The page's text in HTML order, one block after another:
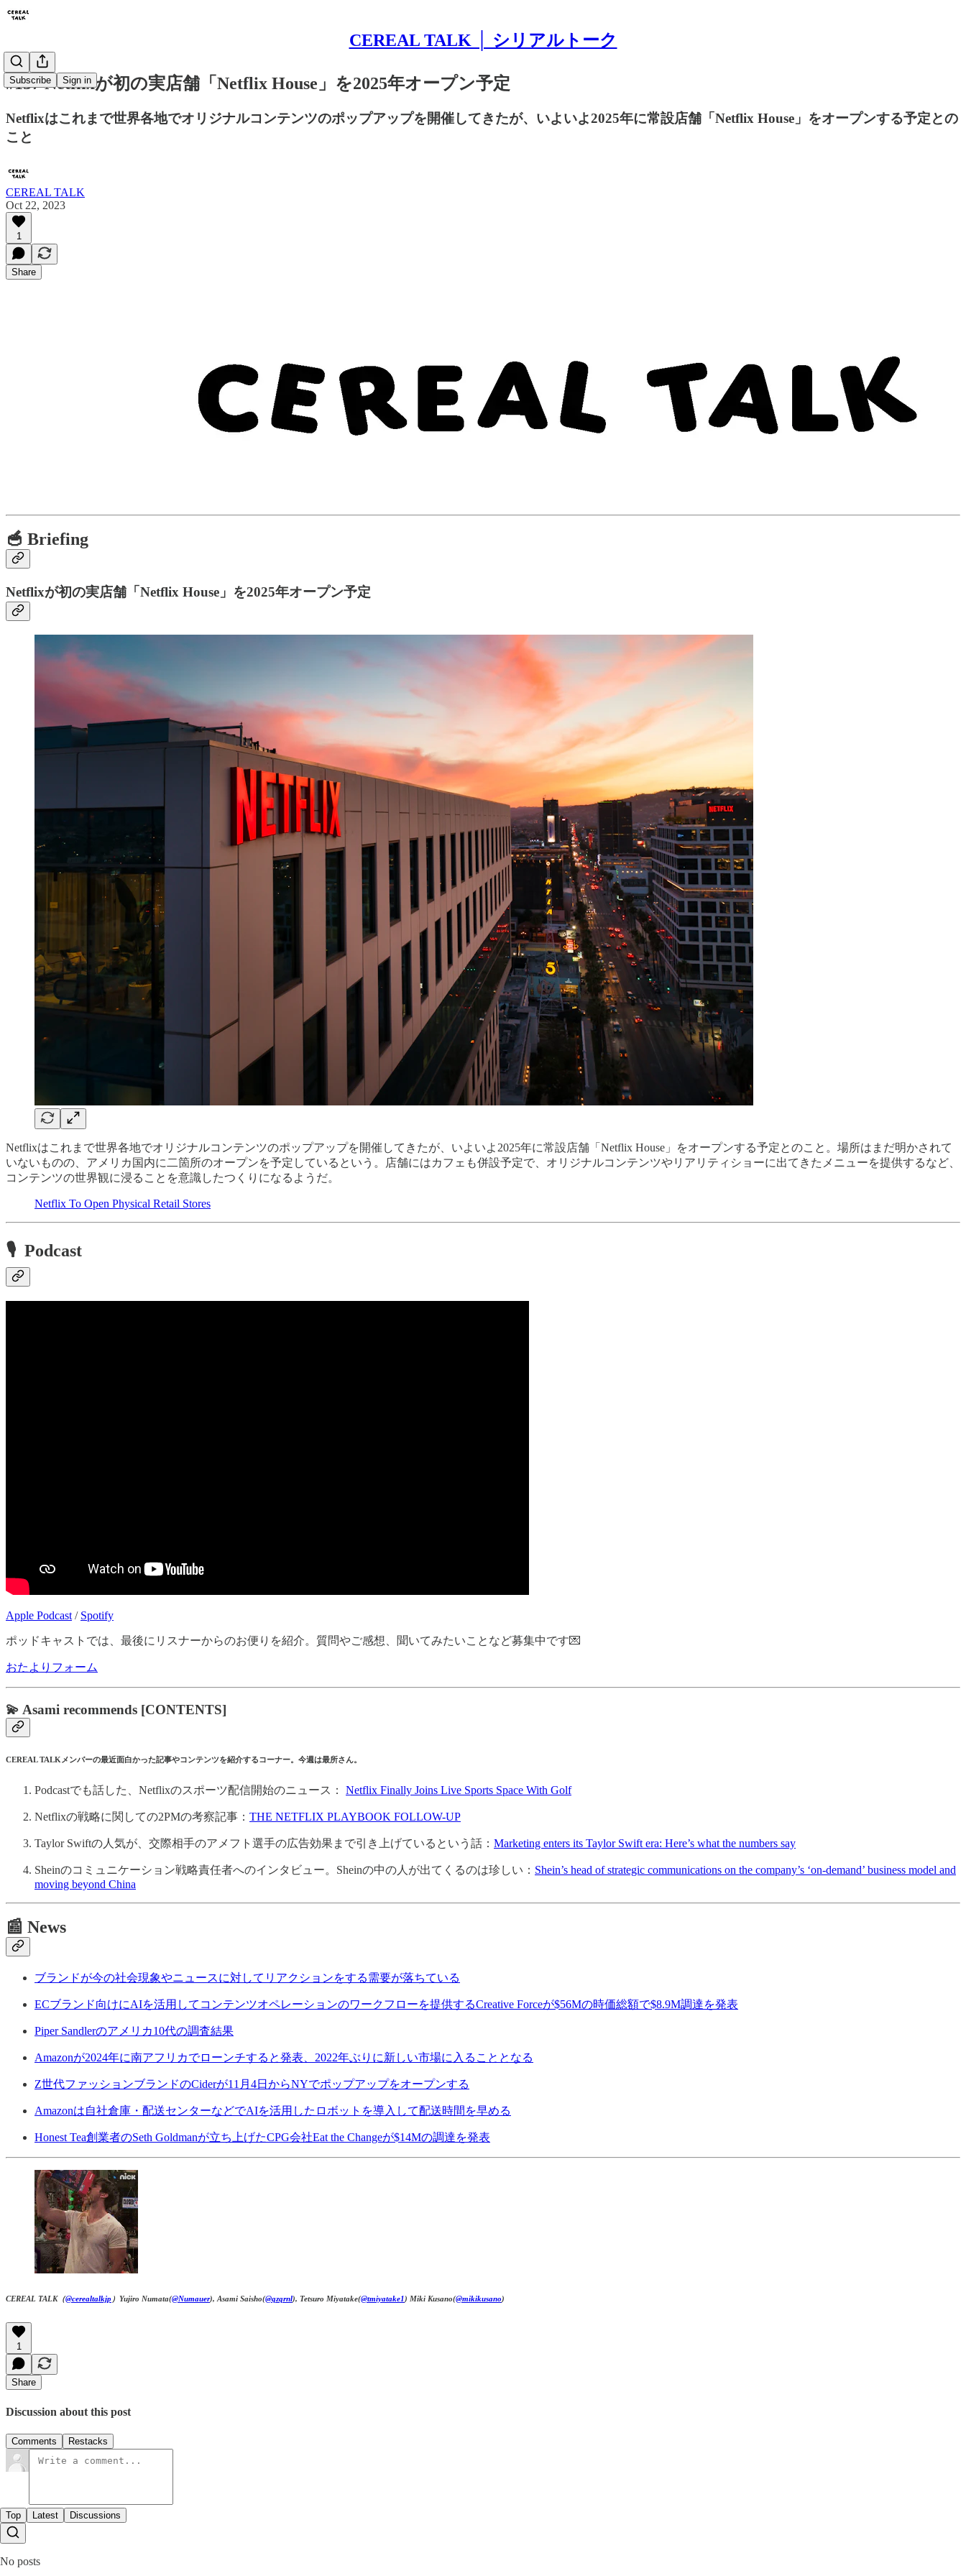
CEREAL TALK │ シリアルトーク
Subscribe Sign in
#137 Netflixが初の実店舗「Netflix House」を2025年オープン予定
Netflixはこれまで世界各地でオリジナルコンテンツのポップアップを開催してきたが、いよいよ2025年に常設店舗「Netflix House」をオープンする予定との
こと
CEREAL TALK
Oct 22, 2023
1
Share
🥣 Briefing
Netflixが初の実店舗「Netflix House」を2025年オープン予定
Netflixはこれまで世界各地でオリジナルコンテンツのポップアップを開催してきたが、いよいよ2025年に常設店舗「Netflix House」をオープンする予定とのこと。場所はまだ明かされて
いないものの、アメリカ国内に二箇所のオープンを予定しているという。店舗にはカフェも併設予定で、オリジナルコンテンツやリアリティショーに出てきたメニューを提供するなど、
コンテンツの世界観に浸ることを意識したつくりになるようだ。
Netflix To Open Physical Retail Stores
🎙 Podcast
Apple Podcast / Spotify
ポッドキャストでは、最後にリスナーからのお便りを紹介。質問やご感想、聞いてみたいことなど募集中です💌
おたよりフォーム
💫 Asami recommends [CONTENTS]
CEREAL TALKメンバーの最近面白かった記事やコンテンツを紹介するコーナー。今週は最所さん。
Podcastでも話した、Netflixのスポーツ配信開始のニュース： Netflix Finally Joins Live Sports Space With Golf
Netflixの戦略に関しての2PMの考察記事： THE NETFLIX PLAYBOOK FOLLOW-UP
Taylor Swiftの人気が、交際相手のアメフト選手の広告効果まで引き上げているという話： Marketing enters its Taylor Swift era: Here’s what the numbers say
Sheinのコミュニケーション戦略責任者へのインタビュー。Sheinの中の人が出てくるのは珍しい： Shein’s head of strategic communications on the company’s ‘on-demand’ business model and
moving beyond China
📰 News
ブランドが今の社会現象やニュースに対してリアクションをする需要が落ちている
ECブランド向けにAIを活用してコンテンツオペレーションのワークフローを提供するCreative Forceが$56Mの時価総額で$8.9M調達を発表
Piper Sandlerのアメリカ10代の調査結果
Amazonが2024年に南アフリカでローンチすると発表、2022年ぶりに新しい市場に入ることとなる
Z世代ファッションブランドのCiderが11月4日からNYでポップアップをオープンする
Amazonは自社倉庫・配送センターなどでAIを活用したロボットを導入して配送時間を早める
Honest Tea創業者のSeth Goldmanが立ち上げたCPG会社Eat the Changeが$14Mの調達を発表
CEREAL TALK（@cerealtalkjp ）Yujiro Numata(@Numauer), Asami Saisho(@qzqrnl), Tetsuro Miyatake(@tmiyatake1) Miki Kusano(@mikikusano)
1
Share
Discussion about this post
Comments Restacks
Top Latest Discussions
No posts